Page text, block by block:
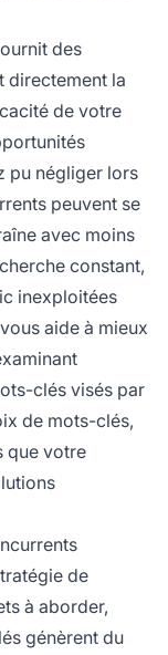
des
directement la
de votre
pu négliger lors
peuvent se
avec moins
constant,
inexploitées
aide à mieux
clés visés par
de mots-clés,
que votre
de
à aborder,
génèrent du